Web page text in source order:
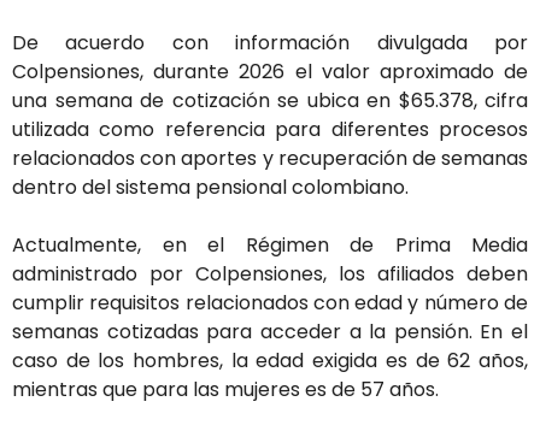
De acuerdo con información divulgada por
Colpensiones, durante 2026 el valor aproximado de
una semana de cotización se ubica en $65.378, cifra
utilizada como referencia para diferentes procesos
relacionados con aportes y recuperación de semanas
dentro del sistema pensional colombiano.
Actualmente, en el Régimen de Prima Media
administrado por Colpensiones, los afiliados deben
cumplir requisitos relacionados con edad y número de
semanas cotizadas para acceder a la pensión. En el
caso de los hombres, la edad exigida es de 62 años,
mientras que para las mujeres es de 57 años.